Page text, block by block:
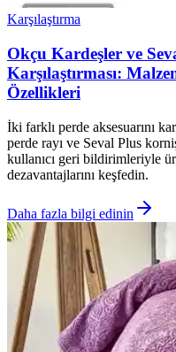
Karşılaştırma
Okçu Kardeşler ve
Karşılaştırması:
Özellikleri
İki farklı perde aksesuarını
perde rayı ve Seval Plus
kullanıcı geri bildirimleriyle
dezavantajlarını keşfedin.
Daha fazla bilgi edinin